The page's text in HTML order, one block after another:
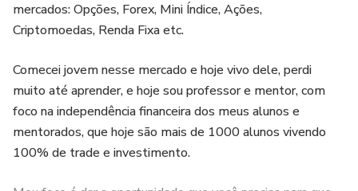
mercados: Opções, Forex, Mini Índice, Ações,
Criptomoedas, Renda Fixa etc.
Comecei jovem nesse mercado e hoje vivo dele, perdi
muito até aprender, e hoje sou professor e mentor, com
foco na independência financeira dos meus alunos e
mentorados, que hoje são mais de 1000 alunos vivendo
100% de trade e investimento.